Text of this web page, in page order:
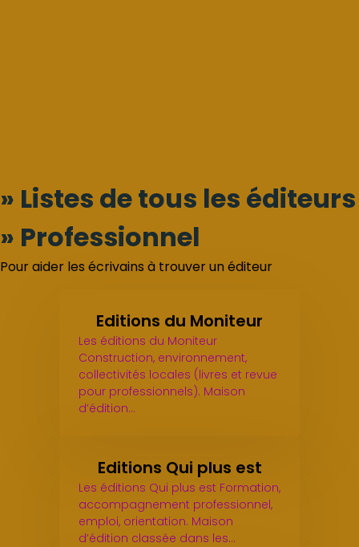
» Listes de tous les éditeurs
» Professionnel
Pour aider les écrivains à trouver un éditeur
Editions du Moniteur
Les éditions du Moniteur
Construction, environnement,
collectivités locales (livres et revue
pour professionnels). Maison
d’édition…
Editions Qui plus est
Les éditions Qui plus est Formation,
accompagnement professionnel,
emploi, orientation. Maison
d’édition classée dans les…